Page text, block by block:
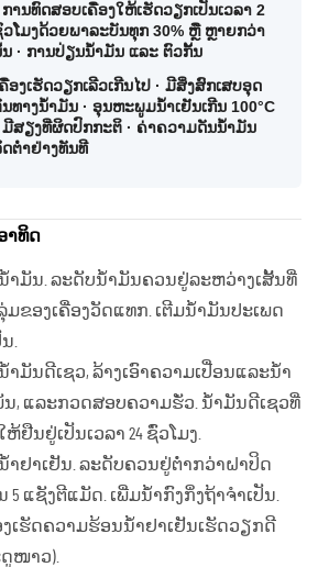
ການທົດສອບເຄື່ອງໃຫ້ເຮັດວຽກເປັນເວລາ 2
ວໂມງດ້ວຍພາລະບັນທຸກ 30% ຫຼື ຫຼາຍກວ່າ
· ການປ່ຽນນ້ຳມັນ ແລະ ຕົວກັ້ນ
ອງເຮັດວຽກເລີວເກີນໄປ · ມີສິ່ງສົກເສບອຸດ
ທາງນ້ຳມັນ · ອຸນຫະພູມນ້ຳເຢັນເກີນ 100°C
ມີສຽງທີ່ຜິດປົກກະຕິ · ຄ່າຄວາມດັນນ້ຳມັນ
ຕ່ຳຢ່າງທັນທີ
າທິດ
ຳມັນ. ລະດັບນ້ຳມັນຄວນຢູ່ລະຫວ່າງເສັ້ນທີ່
ມຂອງເຄື່ອງວັດແທກ. ເຕີມນ້ຳມັນປະເພດ
.
ມັນດີເຊວ, ລ້າງເອົາຄວາມເປື່ອນແລະນ້ຳ
, ແລະກວດສອບຄວາມຮັ່ວ. ນ້ຳມັນດີເຊວທີ່
ຢືນຢູ່ເປັນເວລາ 24 ຊົ່ວໂມງ.
ຳຢາເຢັນ. ລະດັບຄວນຢູ່ຕໍ່າກວ່າຝາປິດ
5 ແຊັງຕີແມັດ. ເພີ່ມນ້ຳກົງກິ່ງຖ້າຈຳເປັນ.
ເຮັດຄວາມຮ້ອນນ້ຳຢາເຢັນເຮັດວຽກດີ
ໜາວ).